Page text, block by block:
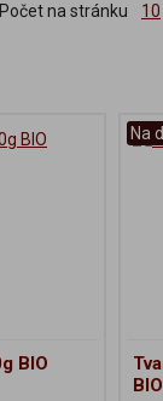
Počet na stránku 10
BIO
Na
BIO